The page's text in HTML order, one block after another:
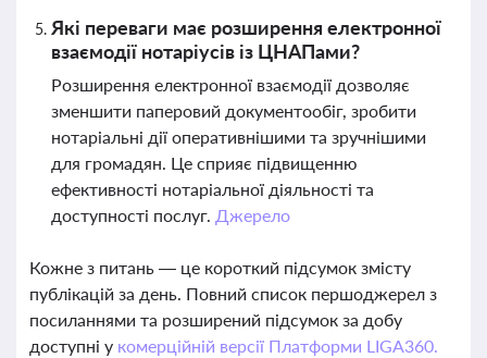
Які переваги має розширення електронної
взаємодії нотаріусів із ЦНАПами?
Розширення електронної взаємодії дозволяє
зменшити паперовий документообіг, зробити
нотаріальні дії оперативнішими та зручнішими
для громадян. Це сприяє підвищенню
ефективності нотаріальної діяльності та
доступності послуг. Джерело
Кожне з питань — це короткий підсумок змісту
публікацій за день. Повний список першоджерел з
посиланнями та розширений підсумок за добу
доступні у комерційній версії Платформи LIGA360.